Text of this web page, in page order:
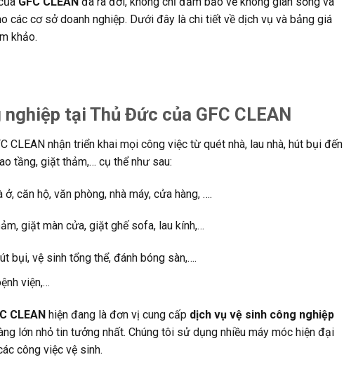
các cơ sở doanh nghiệp. Dưới đây là chi tiết về dịch vụ và bảng giá
khảo.
tại Thủ Đức của GFC CLEAN
CLEAN nhận triển khai mọi công việc từ quét nhà, lau nhà, hút bụi đến
tầng, giặt thảm,… cụ thể như sau:
căn hộ, văn phòng, nhà máy, cửa hàng, ….
giặt màn cửa, giặt ghế sofa, lau kính,…
bụi, vệ sinh tổng thể, đánh bóng sàn,….
viện,…
CLEAN hiện đang là đơn vị cung cấp dịch vụ vệ sinh công nghiệp
lớn nhỏ tin tưởng nhất. Chúng tôi sử dụng nhiều máy móc hiện đại
công việc vệ sinh.